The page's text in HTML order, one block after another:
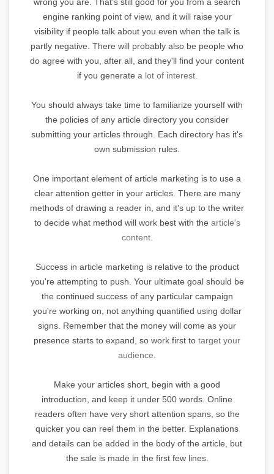
engine ranking point of view, and it will raise your
visibility if people talk about you even when the talk is
partly negative. There will probably also be people who
do agree with you, after all, and they'll find your content
if you generate a lot of interest.
You should always take time to familiarize yourself with
the policies of any article directory you consider
submitting your articles through. Each directory has it's
own submission rules.
One important element of article marketing is to use a
clear attention getter in your articles. There are many
methods of drawing a reader in, and it's up to the writer
to decide what method will work best with the article's
content.
Success in article marketing is relative to the product
you're attempting to push. Your ultimate goal should be
the continued success of any particular campaign
you're working on, not anything quantified using dollar
signs. Remember that the money will come as your
presence starts to expand, so work first to target your
audience.
Make your articles short, begin with a good
introduction, and keep it under 500 words. Online
readers often have very short attention spans, so the
quicker you can reel them in the better. Explanations
and details can be added in the body of the article, but
the sale is made in the first few lines.